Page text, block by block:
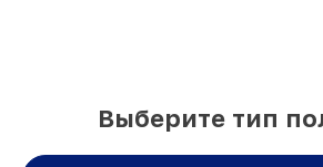
Выберите тип